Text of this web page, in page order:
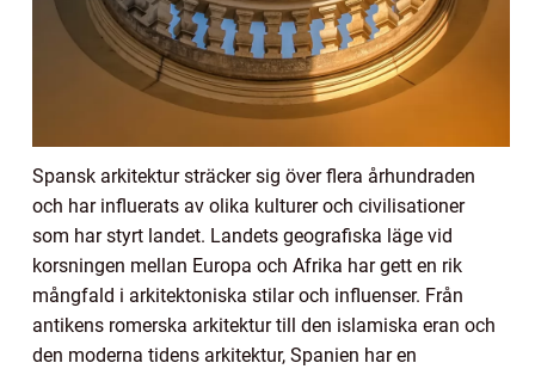
Spansk arkitektur sträcker sig över flera århundraden
och har influerats av olika kulturer och civilisationer
som har styrt landet. Landets geografiska läge vid
korsningen mellan Europa och Afrika har gett en rik
mångfald i arkitektoniska stilar och influenser. Från
antikens romerska arkitektur till den islamiska eran och
den moderna tidens arkitektur, Spanien har en